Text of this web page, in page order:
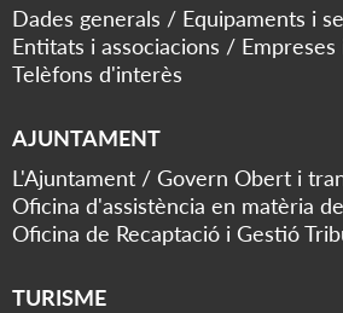
Dades generals
Equipaments i
Entitats i associacions
Telèfons d'interès
AJUNTAMENT
L'Ajuntament
Govern Obert i
Oficina d'assistència en matèria
Oficina de Recaptació i Gestió
TURISME